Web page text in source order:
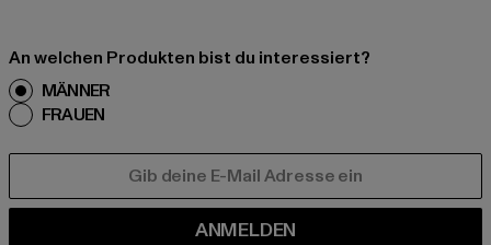
An welchen Produkten bist du interessiert?
MÄNNER
FRAUEN
ANMELDEN